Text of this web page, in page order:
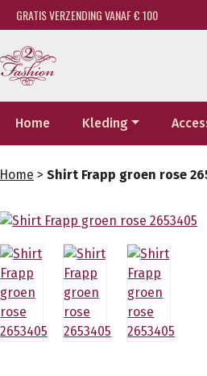
GRATIS VERZENDING VANAF € 100
Home Kleding
Home > Shirt Frapp groen rose